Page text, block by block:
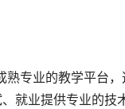
熟专业的教学平台，
就业提供专业的技